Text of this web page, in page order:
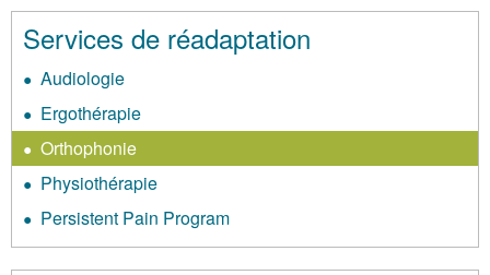
Services de réadaptation
Audiologie
Ergothérapie
Orthophonie
Physiothérapie
Persistent Pain Program